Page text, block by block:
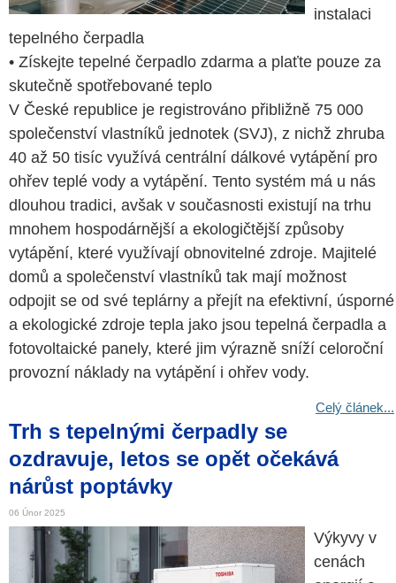
instalaci
tepelného čerpadla
• Získejte tepelné čerpadlo zdarma a plaťte pouze za
skutečně spotřebované teplo
V České republice je registrováno přibližně 75 000
společenství vlastníků jednotek (SVJ), z nichž zhruba
40 až 50 tisíc využívá centrální dálkové vytápění pro
ohřev teplé vody a vytápění. Tento systém má u nás
dlouhou tradici, avšak v současnosti existují na trhu
mnohem hospodárnější a ekologičtější způsoby
vytápění, které využívají obnovitelné zdroje. Majitelé
domů a společenství vlastníků tak mají možnost
odpojit se od své teplárny a přejít na efektivní, úsporné
a ekologické zdroje tepla jako jsou tepelná čerpadla a
fotovoltaické panely, které jim výrazně sníží celoroční
provozní náklady na vytápění i ohřev vody.
Celý článek...
Trh s tepelnými čerpadly se
ozdravuje, letos se opět očekává
nárůst poptávky
06 Únor 2025
Výkyvy v
cenách